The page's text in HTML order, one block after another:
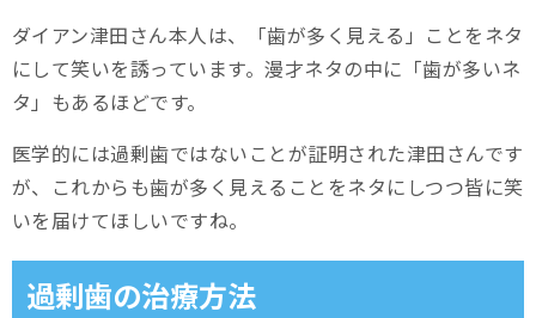
ダイアン津田さん本人は、「歯が多く見える」ことをネタ
にして笑いを誘っています。漫才ネタの中に「歯が多いネ
タ」もあるほどです。
医学的には過剰歯ではないことが証明された津田さんです
が、これからも歯が多く見えることをネタにしつつ皆に笑
いを届けてほしいですね。
過剰歯の治療方法